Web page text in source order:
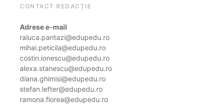
CONTACT REDACȚIE
Adrese e-mail
raluca.pantazi@edupedu.ro
mihai.peticila@edupedu.ro
costin.ionescu@edupedu.ro
alexa.stanescu@edupedu.ro
diana.ghimisi@edupedu.ro
stefan.lefter@edupedu.ro
ramona.florea@edupedu.ro